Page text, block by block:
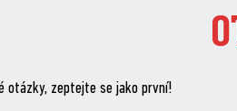
otázky, zeptejte se jako první!